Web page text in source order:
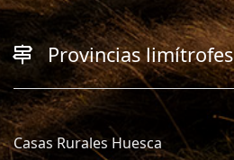
Provincias limítrofes
Casas Rurales Huesca